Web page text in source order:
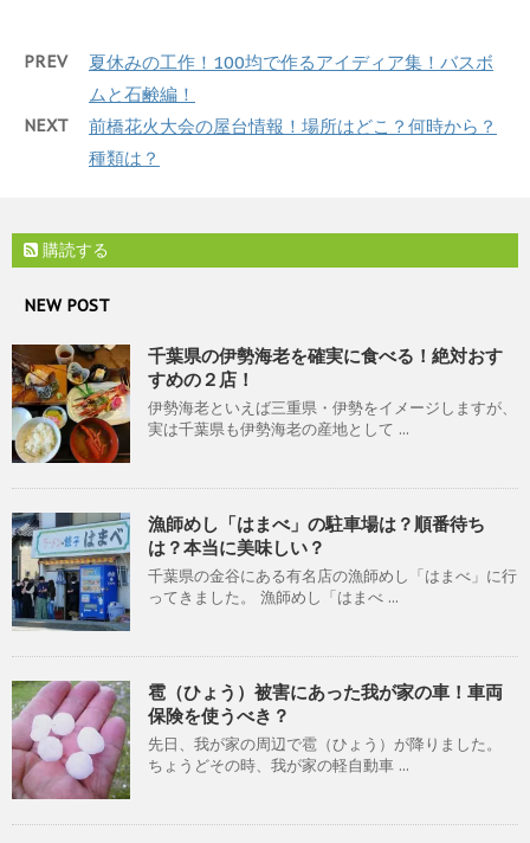
PREV
夏休みの工作！100均で作るアイディア集！バスボ
ムと石鹸編！
NEXT
前橋花火大会の屋台情報！場所はどこ？何時から？
種類は？
購読する
NEW POST
千葉県の伊勢海老を確実に食べる！絶対おす
すめの２店！
伊勢海老といえば三重県・伊勢をイメージしますが、
実は千葉県も伊勢海老の産地として ...
漁師めし「はまべ」の駐車場は？順番待ち
は？本当に美味しい？
千葉県の金谷にある有名店の漁師めし「はまべ」に行
ってきました。 漁師めし「はまべ ...
雹（ひょう）被害にあった我が家の車！車両
保険を使うべき？
先日、我が家の周辺で雹（ひょう）が降りました。
ちょうどその時、我が家の軽自動車 ...